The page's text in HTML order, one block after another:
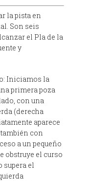
la pista en
Son seis
el Pla de la
y
Iniciamos la
primera poza
con una
(derecha
aparece
con
a un pequeño
obstruye el curso
supera el